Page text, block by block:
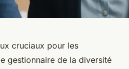
cruciaux pour les
gestionnaire de la diversité